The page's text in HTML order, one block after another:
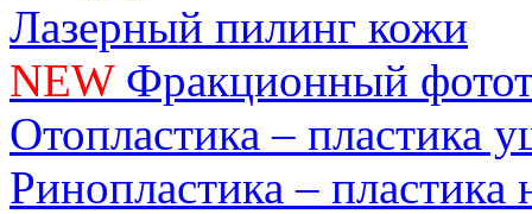
Лазерный пилинг кожи
NEWФракционный
Отопластика – пластика
Ринопластика – пластика